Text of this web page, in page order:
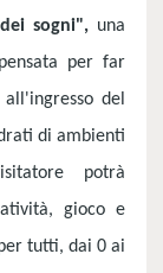
sogni", una
per far
del
di ambienti
potrà
gioco e
tutti, dai 0 ai